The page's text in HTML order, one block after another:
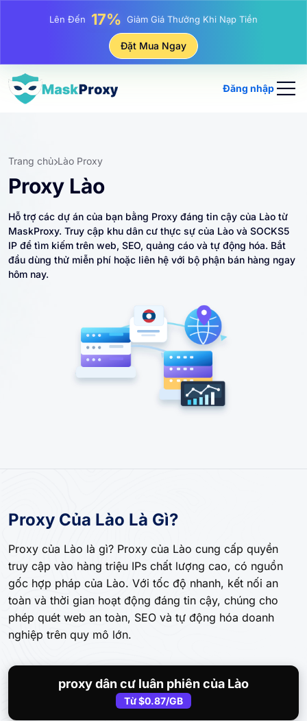
17%
25%Giảm Giá Khi Mua Hàng IP Tĩnh
Lên Đến81%Giảm Giá Khi Mua Hàng IP Luân Phiên
Đặt Mua Ngay
Đăng nhập
Trang chủ Lào Proxy
Proxy Lào
Hỗ trợ các dự án của bạn bằng Proxy đáng tin cậy của Lào từ
MaskProxy. Truy cập khu dân cư thực sự của Lào và SOCKS5
IP để tìm kiếm trên web, SEO, quảng cáo và tự động hóa. Bắt
đầu dùng thử miễn phí hoặc liên hệ với bộ phận bán hàng ngay
hôm nay.
Proxy Của Lào Là Gì?
Proxy của Lào là gì? Proxy của Lào cung cấp quyền
truy cập vào hàng triệu IPs chất lượng cao, có nguồn
gốc hợp pháp của Lào. Với tốc độ nhanh, kết nối an
toàn và thời gian hoạt động đáng tin cậy, chúng cho
phép quét web an toàn, SEO và tự động hóa doanh
nghiệp trên quy mô lớn.
proxy dân cư luân phiên của Lào
Từ$0.87/GB